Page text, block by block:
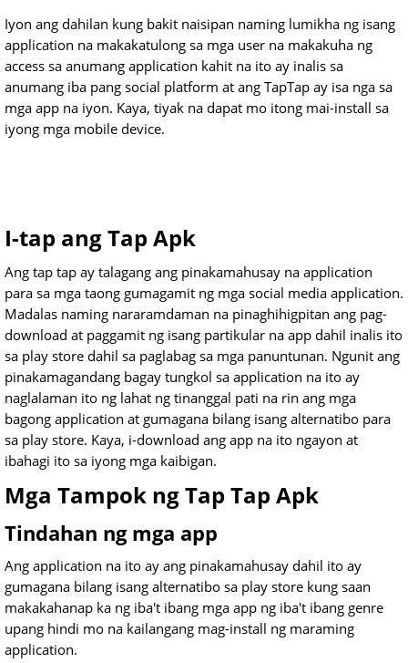
Iyon ang dahilan kung bakit naisipan naming lumikha ng isang
application na makakatulong sa mga user na makakuha ng
access sa anumang application kahit na ito ay inalis sa
anumang iba pang social platform at ang TapTap ay isa nga sa
mga app na iyon. Kaya, tiyak na dapat mo itong mai-install sa
iyong mga mobile device.
I-tap ang Tap Apk
Ang tap tap ay talagang ang pinakamahusay na application
para sa mga taong gumagamit ng mga social media application.
Madalas naming nararamdaman na pinaghihigpitan ang pag-
download at paggamit ng isang partikular na app dahil inalis ito
sa play store dahil sa paglabag sa mga panuntunan. Ngunit ang
pinakamagandang bagay tungkol sa application na ito ay
naglalaman ito ng lahat ng tinanggal pati na rin ang mga
bagong application at gumagana bilang isang alternatibo para
sa play store. Kaya, i-download ang app na ito ngayon at
ibahagi ito sa iyong mga kaibigan.
Mga Tampok ng Tap Tap Apk
Tindahan ng mga app
Ang application na ito ay ang pinakamahusay dahil ito ay
gumagana bilang isang alternatibo sa play store kung saan
makakahanap ka ng iba't ibang mga app ng iba't ibang genre
upang hindi mo na kailangang mag-install ng maraming
application.